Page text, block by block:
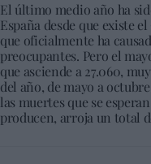
El último medio año ha
España desde que existe
que oficialmente ha
preocupantes. Pero el
que asciende a 27.060,
del año, de mayo a
las muertes que se
producen, arroja un total